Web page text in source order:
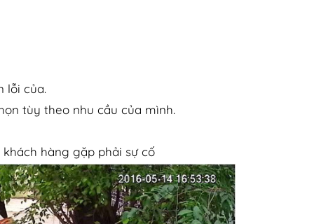
lỗi của.
tùy theo nhu cầu của mình.
hàng gặp phải sự cố